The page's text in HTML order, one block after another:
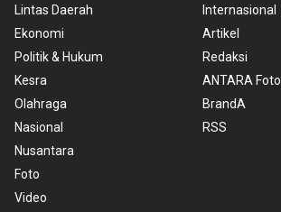
Lintas Daerah
Ekonomi
Politik & Hukum
Kesra
Olahraga
Nasional
Nusantara
Foto
Video
Internasional
Artikel
Redaksi
ANTARA Foto
BrandA
RSS